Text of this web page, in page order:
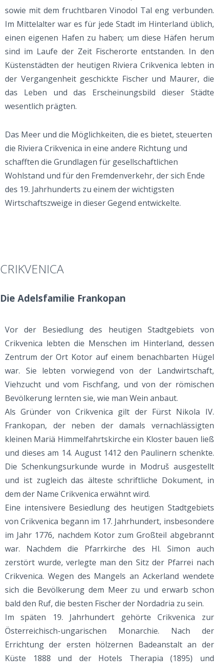
sowie mit dem fruchtbaren Vinodol Tal eng verbunden.
Im Mittelalter war es für jede Stadt im Hinterland üblich,
einen eigenen Hafen zu haben; um diese Häfen herum
sind im Laufe der Zeit Fischerorte entstanden. In den
Küstenstädten der heutigen Riviera Crikvenica lebten in
der Vergangenheit geschickte Fischer und Maurer, die
das Leben und das Erscheinungsbild dieser Städte
wesentlich prägten.
Das Meer und die Möglichkeiten, die es bietet, steuerten
die Riviera Crikvenica in eine andere Richtung und
schafften die Grundlagen für gesellschaftlichen
Wohlstand und für den Fremdenverkehr, der sich Ende
des 19. Jahrhunderts zu einem der wichtigsten
Wirtschaftszweige in dieser Gegend entwickelte.
CRIKVENICA
Die Adelsfamilie Frankopan
Vor der Besiedlung des heutigen Stadtgebiets von
Crikvenica lebten die Menschen im Hinterland, dessen
Zentrum der Ort Kotor auf einem benachbarten Hügel
war. Sie lebten vorwiegend von der Landwirtschaft,
Viehzucht und vom Fischfang, und von der römischen
Bevölkerung lernten sie, wie man Wein anbaut.
Als Gründer von Crikvenica gilt der Fürst Nikola IV.
Frankopan, der neben der damals vernachlässigten
kleinen Mariä Himmelfahrtskirche ein Kloster bauen ließ
und dieses am 14. August 1412 den Paulinern schenkte.
Die Schenkungsurkunde wurde in Modruš ausgestellt
und ist zugleich das älteste schriftliche Dokument, in
dem der Name Crikvenica erwähnt wird.
Eine intensivere Besiedlung des heutigen Stadtgebiets
von Crikvenica begann im 17. Jahrhundert, insbesondere
im Jahr 1776, nachdem Kotor zum Großteil abgebrannt
war. Nachdem die Pfarrkirche des Hl. Simon auch
zerstört wurde, verlegte man den Sitz der Pfarrei nach
Crikvenica. Wegen des Mangels an Ackerland wendete
sich die Bevölkerung dem Meer zu und erwarb schon
bald den Ruf, die besten Fischer der Nordadria zu sein.
Im späten 19. Jahrhundert gehörte Crikvenica zur
Österreichisch-ungarischen Monarchie. Nach der
Errichtung der ersten hölzernen Badeanstalt an der
Küste 1888 und der Hotels Therapia (1895) und